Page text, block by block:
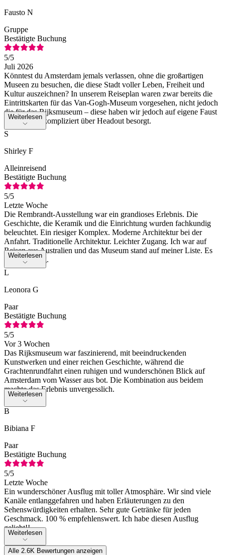
Fausto N
Gruppe
Bestätigte Buchung
5/5
Juli 2026
Könntest du Amsterdam jemals verlassen, ohne die großartigen
Museen zu besuchen, die diese Stadt voller Leben, Freiheit und
Kultur auszeichnen? In unserem Reiseplan waren zwar bereits die
Eintrittskarten für das Van-Gogh-Museum vorgesehen, nicht jedoch
die für das Rijksmuseum – diese haben wir jedoch auf eigene Faust
und ganz unkompliziert über Headout besorgt.
Weiterlesen
S
Shirley F
Alleinreisend
Bestätigte Buchung
5/5
Letzte Woche
Die Rembrandt-Ausstellung war ein grandioses Erlebnis. Die
Geschichte, die Keramik und die Einrichtung wurden fachkundig
beleuchtet. Ein riesiger Komplex. Moderne Architektur bei der
Anfahrt. Traditionelle Architektur. Leichter Zugang. Ich war auf
Reisen aus Australien und das Museum stand auf meiner Liste. Es
war großartig.
Weiterlesen
L
Leonora G
Paar
Bestätigte Buchung
5/5
Vor 3 Wochen
Das Rijksmuseum war faszinierend, mit beeindruckenden
Kunstwerken und einer reichen Geschichte, während die
Grachtenrundfahrt einen ruhigen und wunderschönen Blick auf
Amsterdam vom Wasser aus bot. Die Kombination aus beidem
machte das Erlebnis unvergesslich.
Weiterlesen
B
Bibiana F
Paar
Bestätigte Buchung
5/5
Letzte Woche
Ein wunderschöner Ausflug mit toller Atmosphäre. Wir sind viele
Kanäle entlanggefahren und haben Erläuterungen zu den
Sehenswürdigkeiten erhalten. Sehr gute Getränke für jeden
Geschmack. 100 % empfehlenswert. Ich habe diesen Ausflug
geliebt!!
Weiterlesen
Alle 2.6K Bewertungen anzeigen